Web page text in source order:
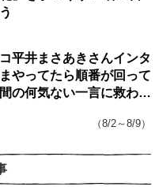
平井まさあきさんインタ
やってたら順番が回って
の何気ない一言に救われ
（8/2～8/9）